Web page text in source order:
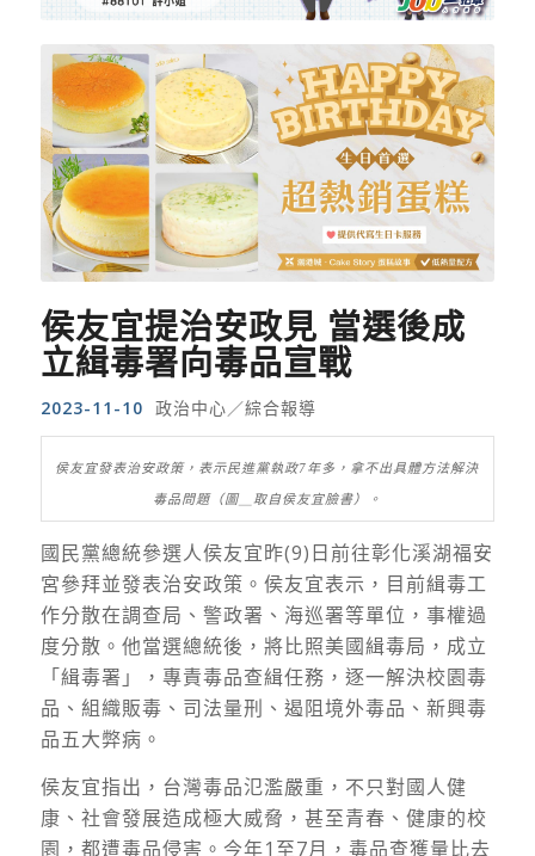
侯友宜提治安政見 當選後成
立緝毒署向毒品宣戰
2023-11-10 政治中心／綜合報導
侯友宜發表治安政策，表示民進黨執政7年多，拿不出具體方法解決
毒品問題（圖＿取自侯友宜臉書）。
國民黨總統參選人侯友宜昨(9)日前往彰化溪湖福安
宮參拜並發表治安政策。侯友宜表示， 目前緝毒工
作分散在調查局、警政署、海巡署等單位，事權過
度分散。他當選總統後，將比照美國緝毒局，成立
「緝毒署」，專責毒品查緝任務，逐一解決校園毒
品、組織販毒、司法量刑、遏阻境外毒品、新興毒
品五大弊病。
侯友宜指出， 台灣毒品氾濫嚴重，不只對國人健
康、社會發展造成極大威脅，甚至青春、健康的校
園，都遭毒品侵害。今年1至7月，毒品查獲量比去